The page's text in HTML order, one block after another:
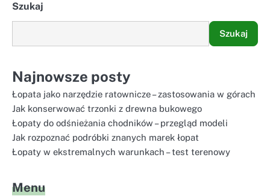
Szukaj
Szukaj
Najnowsze posty
Łopata jako narzędzie ratownicze – zastosowania w górach
Jak konserwować trzonki z drewna bukowego
Łopaty do odśnieżania chodników – przegląd modeli
Jak rozpoznać podróbki znanych marek łopat
Łopaty w ekstremalnych warunkach – test terenowy
Menu